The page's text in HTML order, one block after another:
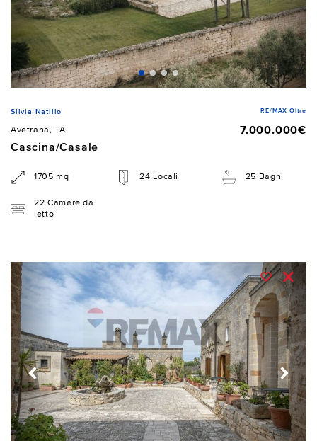
Silvia Natillo RE/MAX Oltre
Avetrana, TA
7.000.000€
Cascina/Casale
1705 mq 24 Locali 25 Bagni
22 Camere da
letto